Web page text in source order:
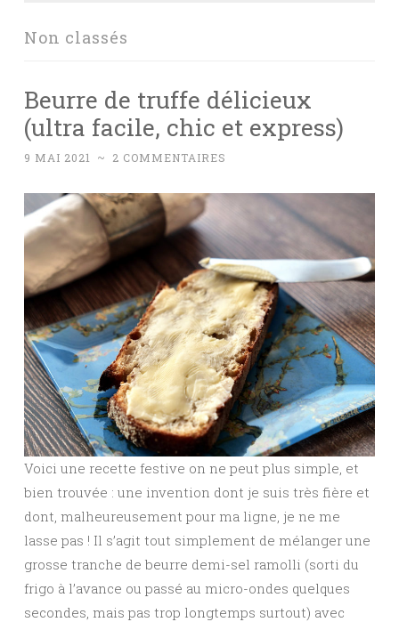
Non classés
Beurre de truffe délicieux
(ultra facile, chic et express)
9 MAI 2021 ~ 2 COMMENTAIRES
Voici une recette festive on ne peut plus simple, et
bien trouvée : une invention dont je suis très fière et
dont, malheureusement pour ma ligne, je ne me
lasse pas ! Il s’agit tout simplement de mélanger une
grosse tranche de beurre demi-sel ramolli (sorti du
frigo à l’avance ou passé au micro-ondes quelques
secondes, mais pas trop longtemps surtout) avec